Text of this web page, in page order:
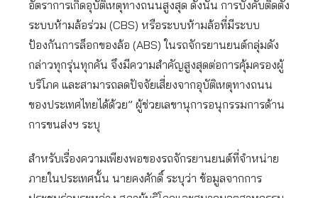
อัตราการเกิดอุบัติเหตุทางถนนสูงสุด ดังนั้น การบังคับติดตั้ง
ระบบห้ามล้อร่วม (CBS) หรือระบบห้ามล้อที่มีระบบ
ป้องกันการล็อกของล้อ (ABS) ในรถจักรยานยนต์กลุ่มดัง
กล่าวทุกรุ่นทุกคัน จึงมีความสำคัญสูงสุดต่อการคุ้มครองผู้
บริโภค และสามารถลดปัจจัยเสี่ยงจากอุบัติเหตุทางถนน
ของประเทศไทยได้ด้วย” ผู้ช่วยเลขานุการอนุกรรมการด้าน
การขนส่งฯ ระบุ
สำหรับเรื่องความเพียงพอของรถจักรยานยนต์ที่จำหน่าย
ภายในประเทศนั้น นายคงศักดิ์ ระบุว่า ข้อมูลจากการ